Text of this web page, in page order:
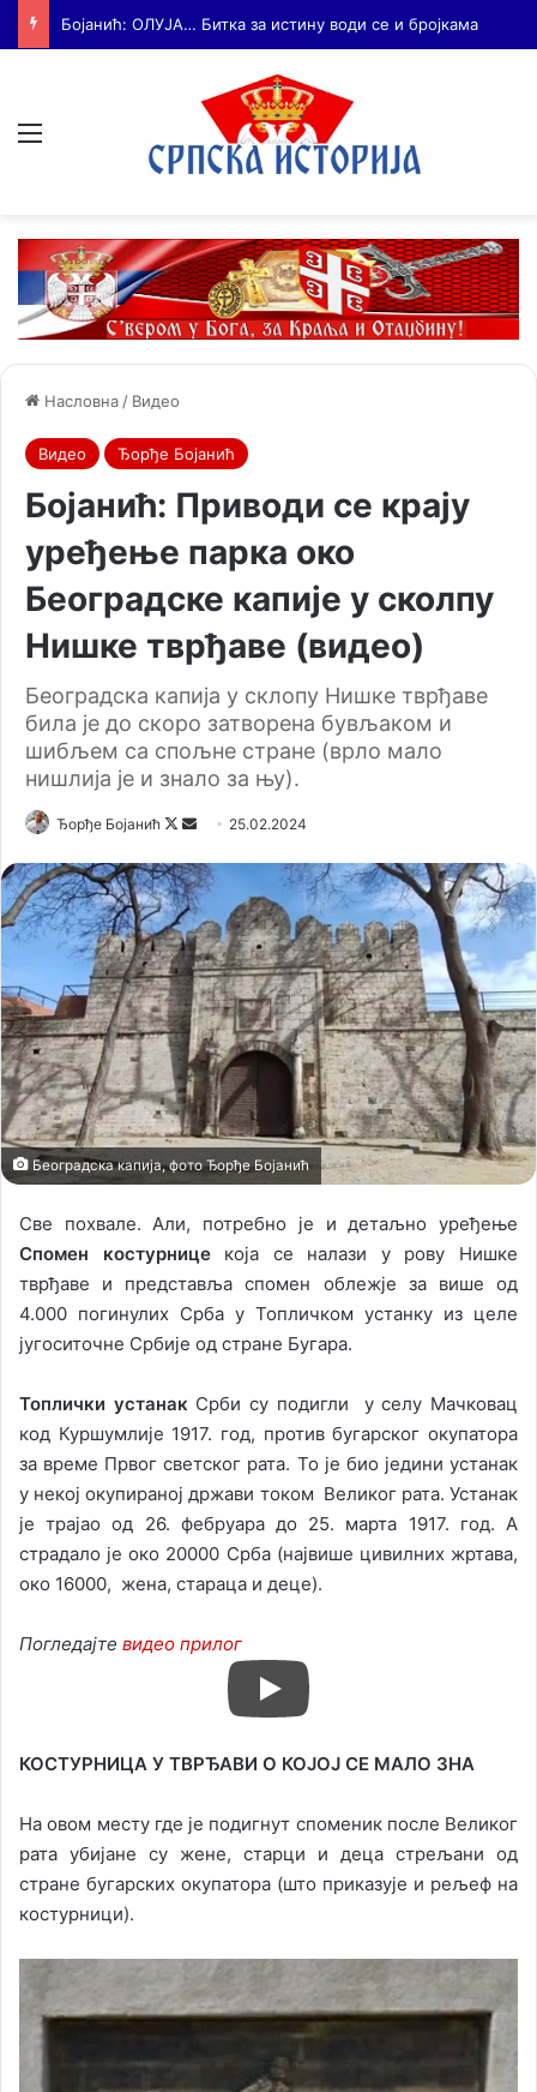
Насловна / Видео
Видео Ђорђе Бојанић
Бојанић: Приводи се крају
уређење парка око
Београдске капије у сколпу
Нишке тврђаве (видео)
Београдска капија у склопу Нишке тврђаве
била је до скоро затворена бувљаком и
шибљем са спољне стране (врло мало
нишлија је и знало за њу).
Ђорђе Бојанић
F
l
l
o
w
o
n
X
n
d
a
n
e
m
a
i
l
25.02.2024
Београдска капија, фото Ђорђе Бојанић
Све похвале. Али, потребно је и детаљно уређење
Спомен костурницекоја се налази у рову Нишке
тврђаве и представља спомен облежје за више од
4.000 погинулих Срба у Топличком устанку из целе
југоситочне Србије од стране Бугара.
Топлички устанакСрби су подигли у селу Мачковац
код Куршумлије 1917. год, против бугарског окупатора
за време Првог светског рата. То је био једини устанак
у некој окупираној држави током Великог рата. Устанак
је трајао од 26. фебруара до 25. марта 1917. год. А
страдало је око 20000 Срба (највише цивилних жртава,
око 16000, жена, стараца и деце).
Погледајте видео прилог
КОСТУРНИЦА У ТВРЂАВИ О КОЈОЈ СЕ МАЛО ЗНА
На овом месту где је подигнут споменик после Великог
рата убијане су жене, старци и деца стрељани од
стране бугарских окупатора (што приказује и рељеф на
костурници).